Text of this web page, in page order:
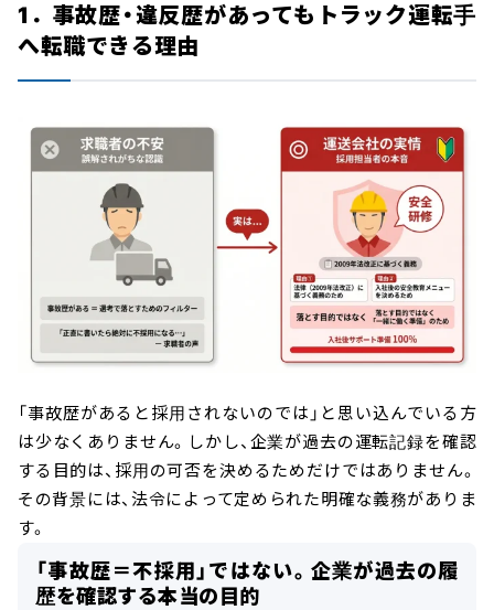
1．事故歴・違反歴があってもトラック運転手
へ転職できる理由
「事故歴があると採用されないのでは」と思い込んでいる方
は少なくありません。しかし、企業が過去の運転記録を確認
する目的は、採用の可否を決めるためだけではありません。
その背景には、法令によって定められた明確な義務がありま
す。
「事故歴＝不採用」ではない。企業が過去の履
歴を確認する本当の目的